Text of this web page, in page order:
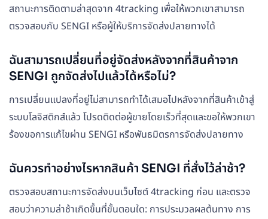
สถานะการติดตามล่าสุดจาก 4tracking เพื่อให้พวกเขาสามารถ
ตรวจสอบกับ SENGI หรือผู้ให้บริการจัดส่งปลายทางได้
ฉันสามารถเปลี่ยนที่อยู่จัดส่งหลังจากที่สินค้าจาก
SENGI ถูกจัดส่งไปแล้วได้หรือไม่?
การเปลี่ยนแปลงที่อยู่ไม่สามารถทำได้เสมอไปหลังจากที่สินค้าเข้าสู่
ระบบโลจิสติกส์แล้ว โปรดติดต่อผู้ขายโดยเร็วที่สุดและขอให้พวกเขา
ร้องขอการแก้ไขผ่าน SENGI หรือพันธมิตรการจัดส่งปลายทาง
ฉันควรทำอย่างไรหากสินค้า SENGI ที่สั่งไว้ล่าช้า?
ตรวจสอบสถานะการจัดส่งบนเว็บไซต์ 4tracking ก่อน และตรวจ
สอบว่าความล่าช้าเกิดขึ้นที่ขั้นตอนใด: การประมวลผลต้นทาง การ